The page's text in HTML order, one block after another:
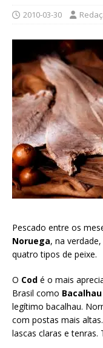
2010-03-30
Pescado entre os
Noruega, na
quatro tipos de peixe.
O Cod é o mais
Brasil como
legítimo bacalhau.
com postas mais
lascas claras e